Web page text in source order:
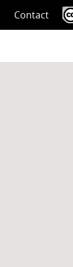
Contact